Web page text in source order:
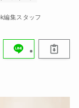
編集スタッフ